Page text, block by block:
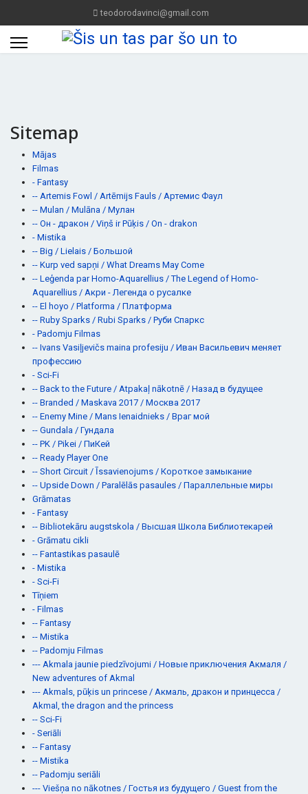
teodorodavinci@gmail.com
Sitemap
Mājas
Filmas
- Fantasy
-- Artemis Fowl / Artēmijs Fauls / Артемис Фаул
-- Mulan / Mulāna / Мулан
-- Он - дракон / Viņš ir Pūķis / On - drakon
- Mistika
-- Big / Lielais / Большой
-- Kurp ved sapņi / What Dreams May Come
-- Leģenda par Homo-Aquarellius / The Legend of Homo-
Aquarellius / Акри - Легенда о русалке
-- El hoyo / Platforma / Платформа
-- Ruby Sparks / Rubi Sparks / Руби Спаркс
- Padomju Filmas
-- Ivans Vasiļjevičs maina profesiju / Иван Васильевич меняет
профессию
- Sci-Fi
-- Back to the Future / Atpakaļ nākotnē / Назад в будущее
-- Branded / Maskava 2017 / Москва 2017
-- Enemy Mine / Mans Ienaidnieks / Враг мой
-- Gundala / Гундала
-- PK / Pikei / ПиКей
-- Ready Player One
-- Short Circuit / Īssavienojums / Короткое замыкание
-- Upside Down / Paralēlās pasaules / Параллельные миры
Grāmatas
- Fantasy
-- Bibliotekāru augstskola / Высшая Школа Библиотекарей
- Grāmatu cikli
-- Fantastikas pasaulē
- Mistika
- Sci-Fi
Tīņiem
- Filmas
-- Fantasy
-- Mistika
-- Padomju Filmas
--- Akmala jaunie piedzīvojumi / Новые приключения Акмаля /
New adventures of Akmal
--- Akmals, pūķis un princese / Акмаль, дракон и принцесса /
Akmal, the dragon and the princess
-- Sci-Fi
- Seriāli
-- Fantasy
-- Mistika
-- Padomju seriāli
--- Viešņa no nākotnes / Гостья из будущего / Guest from the